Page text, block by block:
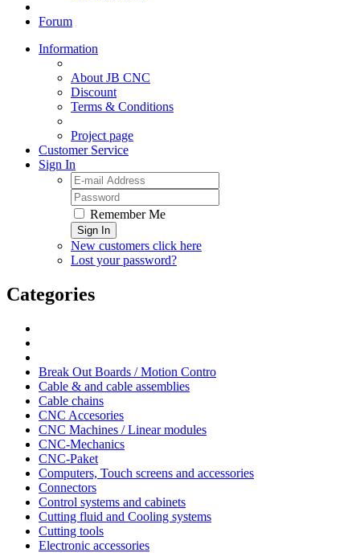
Forum
Information
About JB CNC
Discount
Terms & Conditions
Project page
Customer Service
Sign In
Remember Me
Sign In
New customers click here
Lost your password?
Categories
Break Out Boards / Motion Contro
Cable & and cable assemblies
Cable chains
CNC Accesories
CNC Machines / Linear modules
CNC-Mechanics
CNC-Paket
Computers, Touch screens and accessories
Connectors
Control systems and cabinets
Cutting fluid and Cooling systems
Cutting tools
Electronic accessories